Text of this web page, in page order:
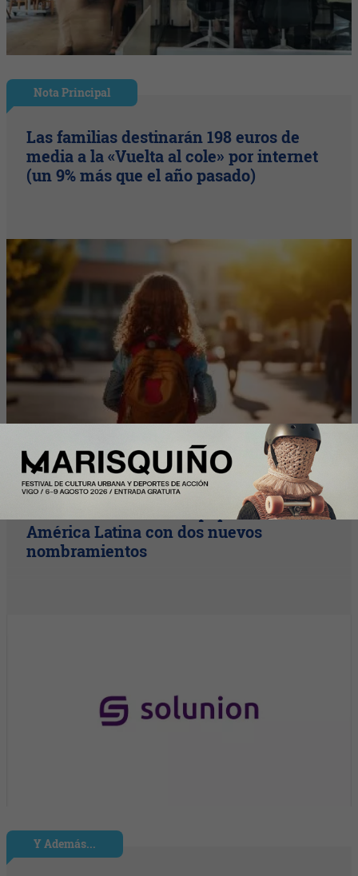
Nota Principal
Las familias destinarán 198 euros de
media a la «Vuelta al cole» por internet
(un 9% más que el año pasado)
InfoArgentinos
Solunion refuerza su equipo directivo en
América Latina con dos nuevos
nombramientos
Y Además...